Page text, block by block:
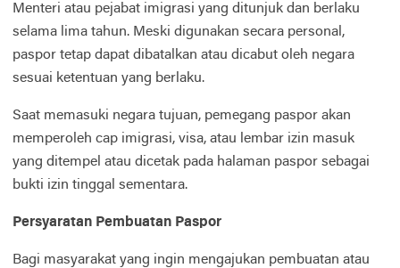
Menteri atau pejabat imigrasi yang ditunjuk dan berlaku
selama lima tahun. Meski digunakan secara personal,
paspor tetap dapat dibatalkan atau dicabut oleh negara
sesuai ketentuan yang berlaku.
Saat memasuki negara tujuan, pemegang paspor akan
memperoleh cap imigrasi, visa, atau lembar izin masuk
yang ditempel atau dicetak pada halaman paspor sebagai
bukti izin tinggal sementara.
Persyaratan Pembuatan Paspor
Bagi masyarakat yang ingin mengajukan pembuatan atau